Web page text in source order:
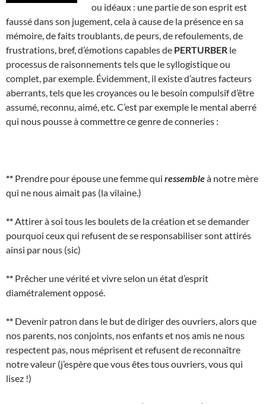
ou idéaux : une partie de son esprit est
faussé dans son jugement, cela à cause de la présence en sa
mémoire, de faits troublants, de peurs, de refoulements, de
frustrations, bref, d’émotions capables de PERTURBER le
processus de raisonnements tels que le syllogistique ou
complet, par exemple. Évidemment, il existe d’autres facteurs
aberrants, tels que les croyances ou le besoin compulsif d’être
assumé, reconnu, aimé, etc. C’est par exemple le mental aberré
qui nous pousse à commettre ce genre de conneries :
** Prendre pour épouse une femme qui ressembleà notre mère
qui ne nous aimait pas (la vilaine.)
** Attirer à soi tous les boulets de la création et se demander
pourquoi ceux qui refusent de se responsabiliser sont attirés
ainsi par nous (sic)
** Prêcher une vérité et vivre selon un état d’esprit
diamétralement opposé.
** Devenir patron dans le but de diriger des ouvriers, alors que
nos parents, nos conjoints, nos enfants et nos amis ne nous
respectent pas, nous méprisent et refusent de reconnaître
notre valeur (j’espère que vous êtes tous ouvriers, vous qui
lisez !)